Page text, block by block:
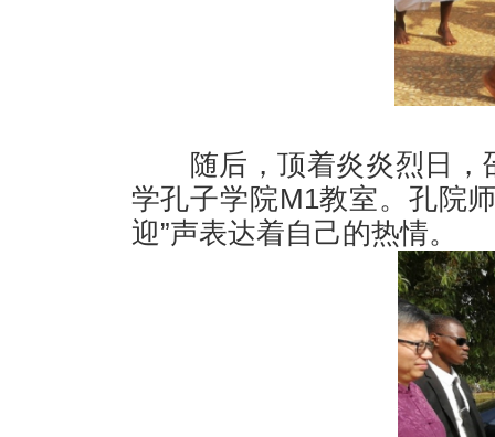
随后，顶着炎炎烈日
学孔子学院M1教室。孔院
迎”声表达着自己的热情。